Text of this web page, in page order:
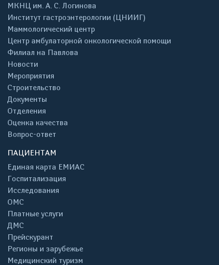
МКНЦ им. А. С. Логинова
Институт гастроэнтерологии (ЦНИИГ)
Маммологический центр
Центр амбулаторной онкологической помощи
Филиал на Павлова
Новости
Мероприятия
Строительство
Документы
Отделения
Оценка качества
Вопрос-ответ
ПАЦИЕНТАМ
Единая карта ЕМИАС
Госпитализация
Исследования
ОМС
Платные услуги
ДМС
Прейскурант
Регионы и зарубежье
Медицинский туризм